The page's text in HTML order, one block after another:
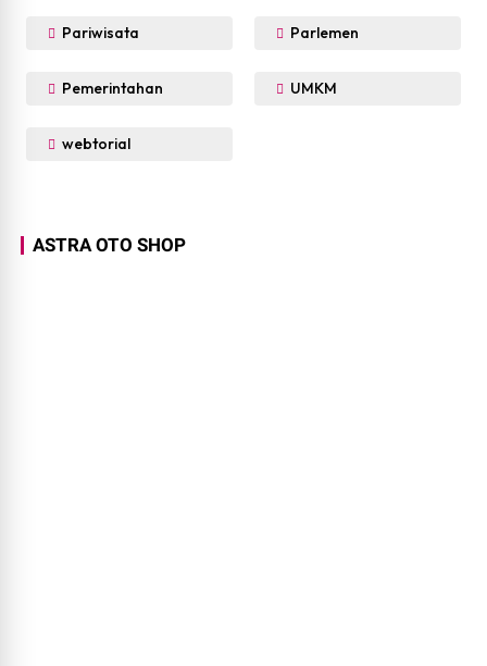
Pariwisata Parlemen
Pemerintahan UMKM
webtorial
ASTRA OTO SHOP